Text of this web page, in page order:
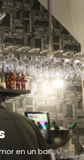
en un bar